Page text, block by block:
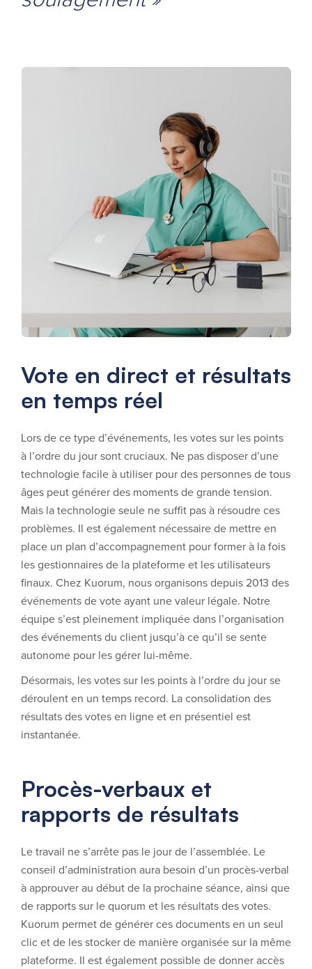
Vote en direct et résultats
en temps réel
Lors de ce type d’événements, les votes sur les points
à l’ordre du jour sont cruciaux. Ne pas disposer d’une
technologie facile à utiliser pour des personnes de tous
âges peut générer des moments de grande tension.
Mais la technologie seule ne suffit pas à résoudre ces
problèmes. Il est également nécessaire de mettre en
place un plan d’accompagnement pour former à la fois
les gestionnaires de la plateforme et les utilisateurs
finaux. Chez Kuorum, nous organisons depuis 2013 des
événements de vote ayant une valeur légale. Notre
équipe s’est pleinement impliquée dans l’organisation
des événements du client jusqu’à ce qu’il se sente
autonome pour les gérer lui-même.
Désormais, les votes sur les points à l’ordre du jour se
déroulent en un temps record. La consolidation des
résultats des votes en ligne et en présentiel est
instantanée.
Procès-verbaux et
rapports de résultats
Le travail ne s’arrête pas le jour de l’assemblée. Le
conseil d’administration aura besoin d’un procès-verbal
à approuver au début de la prochaine séance, ainsi que
de rapports sur le quorum et les résultats des votes.
Kuorum permet de générer ces documents en un seul
clic et de les stocker de manière organisée sur la même
plateforme. Il est également possible de donner accès